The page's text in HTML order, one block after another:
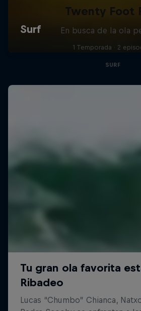
Twenty Foot
En busca de la ola
1 Temporada · 2
SURF